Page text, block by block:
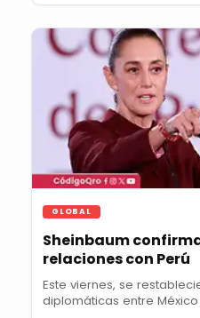
GLOBAL
Sheinbaum
relaciones con Perú
Este viernes, se
diplomáticas entre